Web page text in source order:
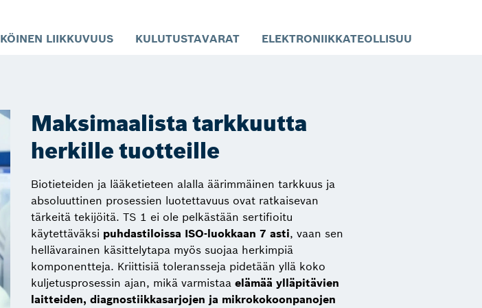
LIIKKUVUUS KULUTUSTAVARAT ELEKTRONIIKKATEOLLISUUS
Maksimaalista tarkkuutta
herkille tuotteille
Biotieteiden ja lääketieteen alalla äärimmäinen tarkkuus ja
absoluuttinen prosessien luotettavuus ovat ratkaisevan
tärkeitä tekijöitä. TS 1 ei ole pelkästään sertifioitu
käytettäväksi puhdastiloissa ISO-luokkaan 7 asti, vaan sen
hellävarainen käsittelytapa myös suojaa herkimpiä
komponentteja. Kriittisiä toleransseja pidetään yllä koko
kuljetusprosessin ajan, mikä varmistaa elämää ylläpitävien
laitteiden, diagnostiikkasarjojen ja mikrokokoonpanojen